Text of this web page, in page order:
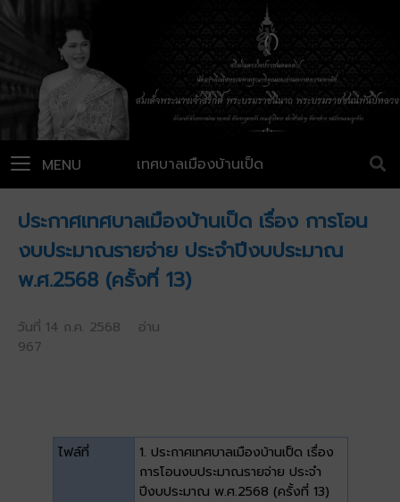
เทศบาลเมืองบ้านเป็ด
MENU
ประกาศเทศบาลเมืองบ้านเป็ด เรื่อง การโอน
งบประมาณรายจ่าย ประจำปีงบประมาณ
พ.ศ.2568 (ครั้งที่ 13)
วันที่ 14 ก.ค. 2568 อ่าน
967
ไฟล์ที่
1. ประกาศเทศบาลเมืองบ้านเป็ด เรื่อง
การโอนงบประมาณรายจ่าย ประจำ
ปีงบประมาณ พ.ศ.2568 (ครั้งที่ 13)